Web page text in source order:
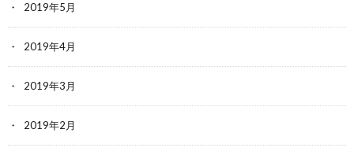
2019年5月
2019年4月
2019年3月
2019年2月